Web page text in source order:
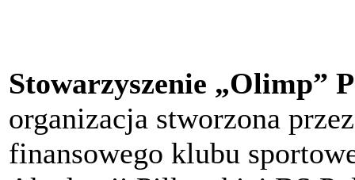
Stowarzyszenie „Olimp”
organizacja stworzona
finansowego klubu